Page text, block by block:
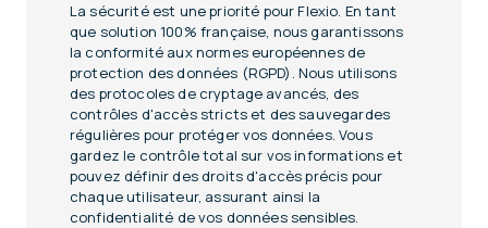
La sécurité est une priorité pour Flexio. En tant
que solution 100% française, nous garantissons
la conformité aux normes européennes de
protection des données (RGPD). Nous utilisons
des protocoles de cryptage avancés, des
contrôles d'accès stricts et des sauvegardes
régulières pour protéger vos données. Vous
gardez le contrôle total sur vos informations et
pouvez définir des droits d'accès précis pour
chaque utilisateur, assurant ainsi la
confidentialité de vos données sensibles.